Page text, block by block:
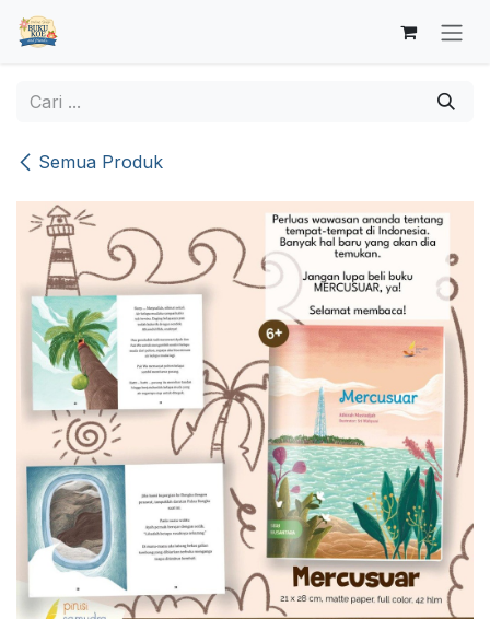
Skip ke Konten
Semua Produk